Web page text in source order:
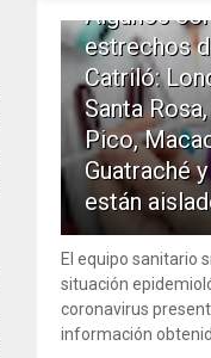
Algunos
estrechos
Catriló:
Santa
Pico,
Guatraché
están
El equipo sanitario
situación
coronavirus
información